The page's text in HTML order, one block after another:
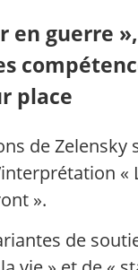
en guerre
place
de Zelensky
«
».
de